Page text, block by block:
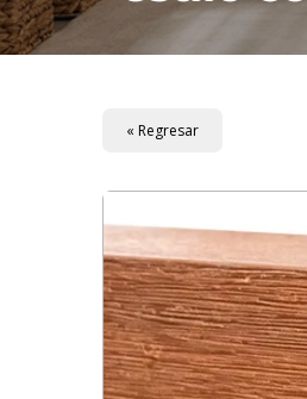
« Regresar